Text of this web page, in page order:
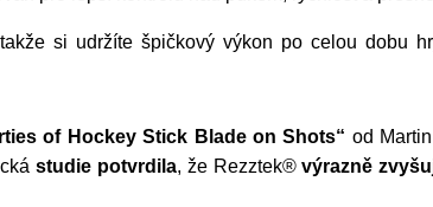
si udržíte špičkový výkon po celou dobu
of Hockey Stick Blade on Shots“ od
studie potvrdila, že Rezztek®výrazně